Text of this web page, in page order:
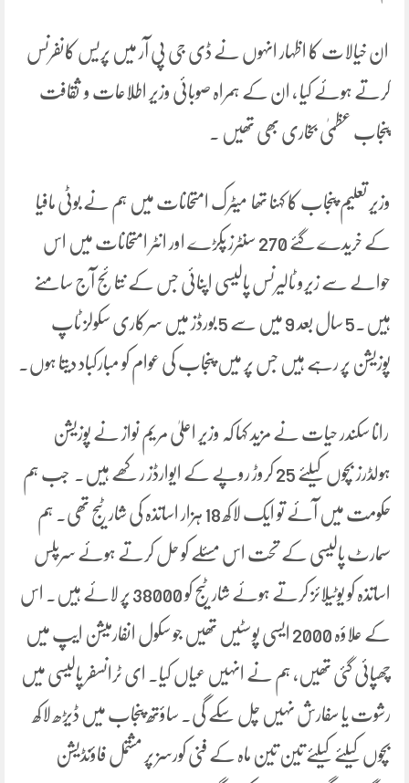
ان خیالات کا اظہار انہوں نے ڈی جی پی آر میں پریس کانفرنس
کرتے ہوئے کیا ، ان کے ہمراہ صوبائی وزیر اطلاعات و ثقافت
پنجاب عظمیٰ بخاری بھی تھیں ۔
وزیر تعلیم پنجاب کا کہنا تھا میٹرک امتحانات میں ہم نے بوٹی مافیا
کے خریدے گئے 270 سنٹرز پکڑے اور انٹر امتحانات میں اس
حوالے سے زیرو ٹالیرنس پالیسی اپنائی جس کے نتائج آج سامنے
ہیں۔5 سال بعد 9 میں سے 5 بورڈز میں سرکاری سکولز ٹاپ
پوزیشن پر رہے ہیں جس پر میں پنجاب کی عوام کو مبارکباد دیتا ہوں۔
رانا سکندر حیات نے مزید کہا کہ وزیر اعلیٰ مریم نواز نے پوزیشن
ہولڈرز بچوں کیلئے 25 کروڑ روپے کے ایوارڈز رکھے ہیں۔ جب ہم
حکومت میں آئے تو ایک لاکھ 18 ہزار اساتذہ کی شارٹیج تھی۔ ہم
سمارٹ پالیسی کے تحت اس مسئلے کو حل کرتے ہوئے سرپلس
اساتذہ کو یوٹیلائز کرتے ہوئے شارٹیج کو 38000 پر لائے ہیں۔ اس
کے علاؤہ 2000 ایسی پوسٹیں تھیں جو سکول انفارمیشن ایپ میں
چھپائی گئی تھیں، ہم نے انہیں عیاں کیا۔ ای ٹرانسفر پالیسی میں
رشوت یا سفارش نہیں چل سکے گی۔ ساؤتھ پنجاب میں ڈیڑھ لاکھ
بچوں کیلئے کیلئے تین تین ماہ کے فنی کورسز پر مشتمل فاؤنڈیشن